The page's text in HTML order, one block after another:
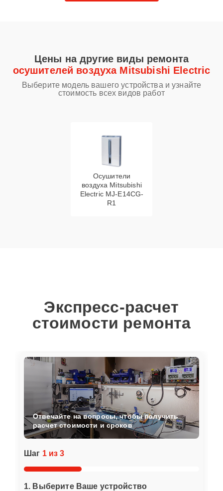
Цены на другие виды ремонта
осушителей воздуха Mitsubishi Electric
Выберите модель вашего устройства и узнайте
стоимость всех видов работ
Осушители
воздуха Mitsubishi
Electric MJ-E14CG-
R1
Экспресс-расчет
стоимости ремонта
Шаг 1 из 3
1. Выберите Ваше устройство
Отвечайте на вопросы, чтобы получить
расчет стоимости и сроков